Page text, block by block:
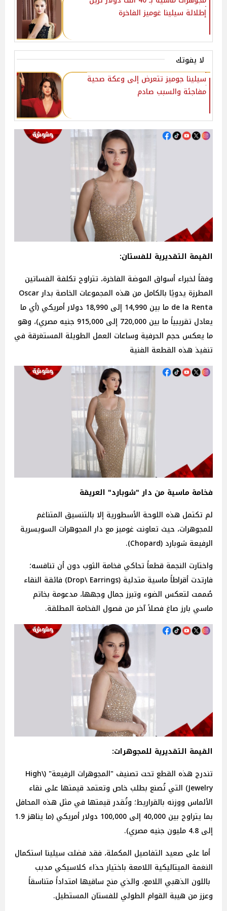
إطلالة سيلينا غوميز الفاخرة
لا يفوتك
سيلينا جوميز تتعرض إلى وعكة صحية
مفاجئة والسبب صادم
القيمة التقديرية للفستان:
وفقاً لخبراء أسواق الموضة الفاخرة، تتراوح تكلفة الفساتين
المطرزة يدويًا بالكامل من هذه المجموعات الخاصة بدار Oscar
de la Renta ما بين 14,990 إلى 18,990
دولارأمريكي (أي ما
يعادل تقريبياً ما بين 720,000 إلى 915,000 جنيه مصري)، وهو
ما يعكس حجم الحرفية وساعات العمل الطويلة المستغرقة في
تنفيذ هذه القطعة الفنية
فخامة ماسية من دار "شوبارد" العريقة
لم تكتمل هذه اللوحة الأسطورية إلا بالتنسيق المتناغم
للمجوهرات، حيث تعاونت غوميز مع دار المجوهرات السويسرية
الرفيعة شوبارد (Chopard).
واختارت النجمة قطعاً تحاكي فخامة الثوب دون أن تنافسه؛
فارتدت أقراطاً ماسية متدلية (Drop\ Earrings) فائقة النقاء
صُممت لتعكس الضوء وتبرز جمال وجهها، مدعومة بخاتم
ماسي بارز صاغ فصلاً آخر من فصول الفخامة المطلقة.
القيمة التقديرية للمجوهرات:
تندرج هذه القطع تحت تصنيف "المجوهرات الرفيعة" (High\
Jewelry) التي تُصنع بطلب خاص وتعتمد قيمتها على نقاء
الألماس ووزنه بالقراريط؛ وتُقدر قيمتها في مثل هذه المحافل
بما يتراوح بين 40,000 إلى 100,000 دولار
أمريكي (ما يناهز 1.9
إلى 4.8 مليون جنيه مصري).
أما على صعيد التفاصيل المكملة، فقد فضلت سيلينا استكمال
النغمة الميتاليكية اللامعة باختيار حذاء كلاسيكي مدبب
باللون الذهبي اللامع، والذي منح ساقيها امتداداً متناسقاً
وعزز من هيبة القوام الطولي للفستان المستطيل.